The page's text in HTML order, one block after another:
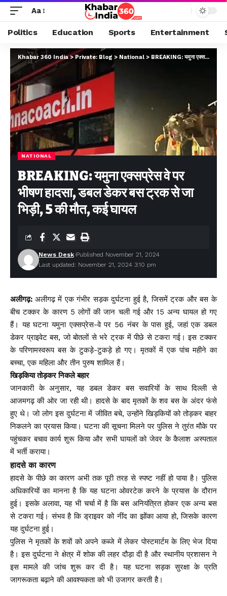
Aa
Politics Education Sports Entertainment
Khabar 360 India>Private: Blog > National > BREAKING: यमुना एक्सप्रेस वे पर भीषण हादसा, डबल डेकर बस ट्रक से जा भिड़ी, 5 की मौत, कई घायल
NATIONAL
BREAKING: यमुना एक्सप्रेस वे पर
भीषण हादसा, डबल डेकर बस ट्रक से जा
भिड़ी, 5 की मौत, कई घायल
Last updated: November 21, 2024 3:10 pm
News Desk Published November 21, 2024
अलीगढ़: अलीगढ़ में एक गंभीर सड़क दुर्घटना हुई है, जिसमें ट्रक और बस के
बीच टक्कर के कारण 5 लोगों की जान चली गई और 15 अन्य घायल हो गए
हैं। यह घटना यमुना एक्सप्रेस-वे पर 56 नंबर के पास हुई, जहां एक डबल
डेकर प्राइवेट बस, जो बोतलों से भरे ट्रक में पीछे से टकरा गई। इस टक्कर
के परिणामस्वरूप बस के टुकड़े-टुकड़े हो गए। मृतकों में एक पांच महीने का
बच्चा, एक महिला और तीन पुरुष शामिल हैं।
खिड़किया तोड़कर निकले बहार
जानकारी के अनुसार, यह डबल डेकर बस सवारियों के साथ दिल्ली से
आजमगढ़ की ओर जा रही थी। हादसे के बाद मृतकों के शव बस के अंदर फंसे
हुए थे। जो लोग इस दुर्घटना में जीवित बचे, उन्होंने खिड़कियों को तोड़कर बाहर
निकलने का प्रयास किया। घटना की सूचना मिलने पर पुलिस ने तुरंत मौके पर
पहुंचकर बचाव कार्य शुरू किया और सभी घायलों को जेवर के कैलाश अस्पताल
में भर्ती कराया।
हादसे का कारण
हादसे के पीछे का कारण अभी तक पूरी तरह से स्पष्ट नहीं हो पाया है। पुलिस
अधिकारियों का मानना है कि यह घटना ओवरटेक करने के प्रयास के दौरान
हुई। इसके अलावा, यह भी चर्चा में है कि बस अनियंत्रित होकर एक अन्य बस
से टकरा गई। संभव है कि ड्राइवर को नींद का झोंका आया हो, जिसके कारण
यह दुर्घटना हुई।
पुलिस ने मृतकों के शवों को अपने कब्जे में लेकर पोस्टमार्टम के लिए भेज दिया
है। इस दुर्घटना ने क्षेत्र में शोक की लहर दौड़ा दी है और स्थानीय प्रशासन ने
इस मामले की जांच शुरू कर दी है। यह घटना सड़क सुरक्षा के प्रति
जागरूकता बढ़ाने की आवश्यकता को भी उजागर करती है।